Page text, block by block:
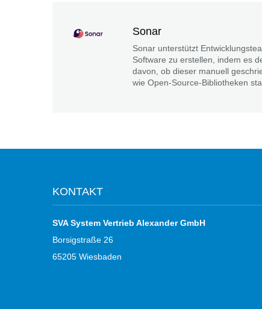
Sonar
Sonar unterstützt
Software zu erstellen, indem es
davon, ob dieser manuell
wie Open-Source-Bibliotheken
KONTAKT
SVA System Vertrieb Alexander GmbH
Borsigstraße 26
65205 Wiesbaden